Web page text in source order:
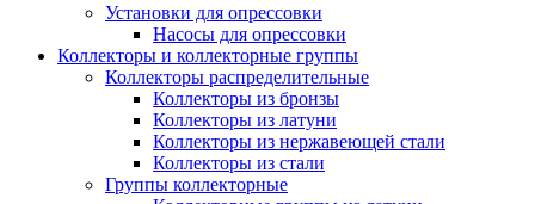
Установки для опрессовки
Насосы для опрессовки
Коллекторы и коллекторные группы
Коллекторы распределительные
Коллекторы из бронзы
Коллекторы из латуни
Коллекторы из нержавеющей стали
Коллекторы из стали
Группы коллекторные